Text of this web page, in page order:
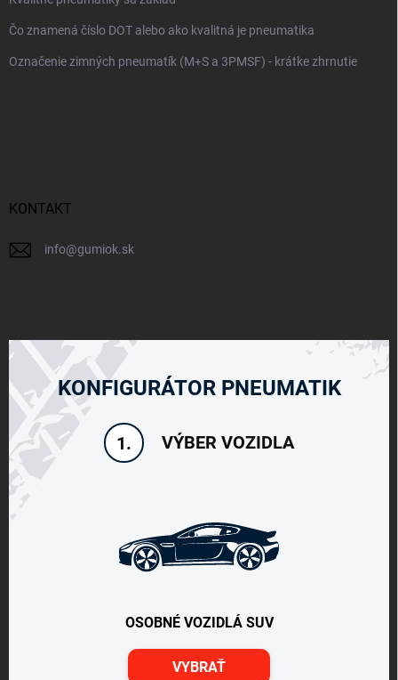
Čo znamená číslo DOT alebo ako kvalitná je pneumatika
Označenie zimných pneumatík (M+S a 3PMSF) - krátke zhrnutie
KONTAKT
info@gumiok.sk
KONFIGURÁTOR PNEUMATIK
1. VÝBER VOZIDLA
OSOBNÉ VOZIDLÁ SUV
VYBRAŤ